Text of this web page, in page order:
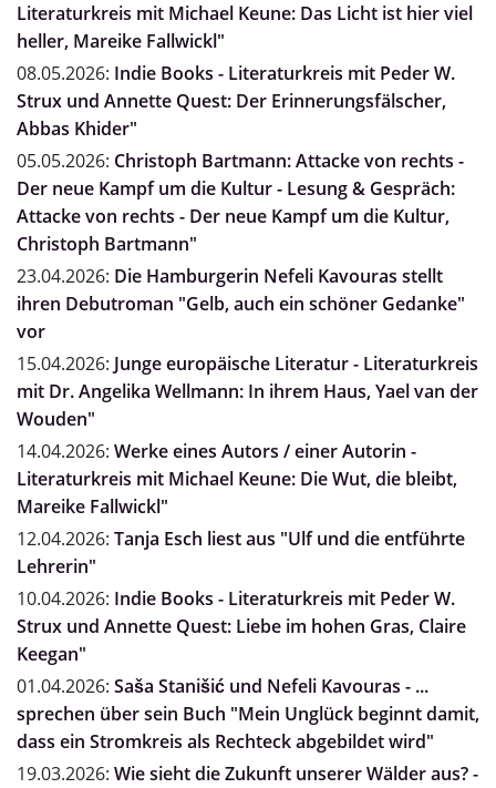
Literaturkreis mit Michael Keune: Das Licht ist hier viel
heller, Mareike Fallwickl"
08.05.2026: Indie Books - Literaturkreis mit Peder W.
Strux und Annette Quest: Der Erinnerungsfälscher,
Abbas Khider"
05.05.2026: Christoph Bartmann: Attacke von rechts -
Der neue Kampf um die Kultur - Lesung & Gespräch:
Attacke von rechts - Der neue Kampf um die Kultur,
Christoph Bartmann"
23.04.2026: Die Hamburgerin Nefeli Kavouras stellt
ihren Debutroman "Gelb, auch ein schöner Gedanke"
vor
15.04.2026: Junge europäische Literatur - Literaturkreis
mit Dr. Angelika Wellmann: In ihrem Haus, Yael van der
Wouden"
14.04.2026: Werke eines Autors / einer Autorin -
Literaturkreis mit Michael Keune: Die Wut, die bleibt,
Mareike Fallwickl"
12.04.2026: Tanja Esch liest aus "Ulf und die entführte
Lehrerin"
10.04.2026: Indie Books - Literaturkreis mit Peder W.
Strux und Annette Quest: Liebe im hohen Gras, Claire
Keegan"
01.04.2026: Saša Stanišić und Nefeli Kavouras - ...
sprechen über sein Buch "Mein Unglück beginnt damit,
dass ein Stromkreis als Rechteck abgebildet wird"
19.03.2026: Wie sieht die Zukunft unserer Wälder aus? -